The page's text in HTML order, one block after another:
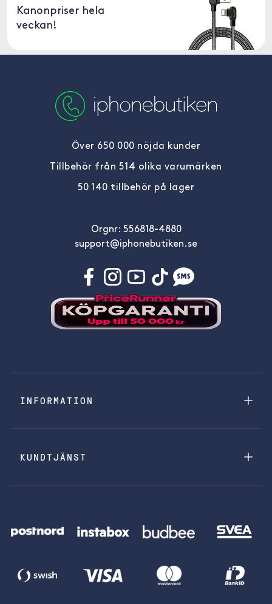
Kanonpriser hela
veckan!
Över 650 000 nöjda kunder
Tillbehör från 514 olika varumärken
50 140 tillbehör på lager
Orgnr: 556818-4880
support@iphonebutiken.se
INFORMATION
KUNDTJÄNST